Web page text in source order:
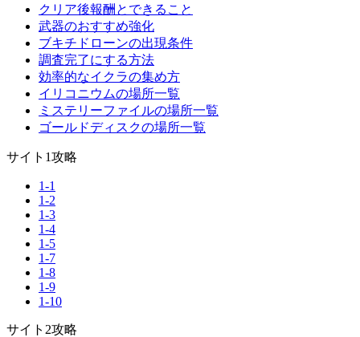
クリア後報酬とできること
武器のおすすめ強化
ブキチドローンの出現条件
調査完了にする方法
効率的なイクラの集め方
イリコニウムの場所一覧
ミステリーファイルの場所一覧
ゴールドディスクの場所一覧
サイト1攻略
1-1
1-2
1-3
1-4
1-5
1-7
1-8
1-9
1-10
サイト2攻略